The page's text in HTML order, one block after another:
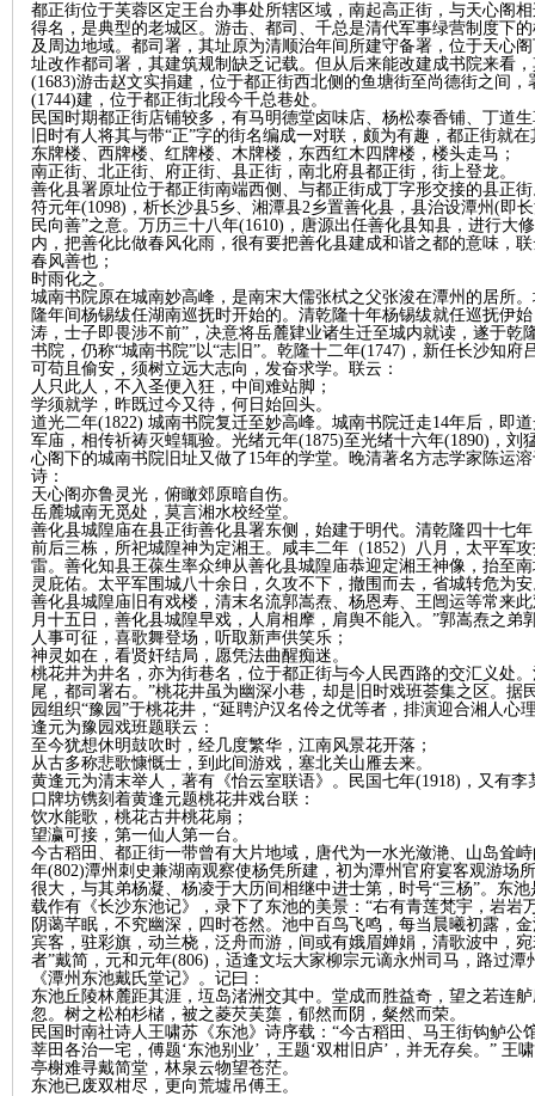
都正街位于芙蓉区定王台办事处所辖区域，南起高正街，与天心阁
得名，是典型的老城区。游击、都司、千总是清代军事绿营制度下
及周边地域。都司署，其址原为清顺治年间所建守备署，位于天心
址改作都司署，其建筑规制缺乏记载。但从后来能改建成书院来看
(1683)游击赵文实捐建，位于都正街西北侧的鱼塘街至尚德街之间
(1744)建，位于都正街北段今千总巷处。
民国时期都正街店铺较多，有马明德堂卤味店、杨松泰香铺、丁道
旧时有人将其与带“正”字的街名编成一对联，颇为有趣，都正街就
东牌楼、西牌楼、红牌楼、木牌楼，东西红木四牌楼，楼头走马；
南正街、北正街、府正街、县正街，南北府县都正街，街上登龙。
善化县署原址位于都正街南端西侧、与都正街成丁字形交接的县正
符元年(1098)，析长沙县5乡、湘潭县2乡置善化县，县治设潭州(即
民向善”之意。万历三十八年(1610)，唐源出任善化县知县，进行大
内，把善化比做春风化雨，很有要把善化县建成和谐之都的意味，
春风善也；
时雨化之。
城南书院原在城南妙高峰，是南宋大儒张栻之父张浚在潭州的居所
隆年间杨锡绂任湖南巡抚时开始的。清乾隆十年杨锡绂就任巡抚伊
涛，士子即畏涉不前”，决意将岳麓肄业诸生迁至城内就读，遂于乾
书院，仍称“城南书院”以“志旧”。乾隆十二年(1747)，新任长沙知
可苟且偷安，须树立远大志向，发奋求学。联云：
人只此人，不入圣便入狂，中间难站脚；
学须就学，昨既过今又待，何日始回头。
道光二年(1822) 城南书院复迁至妙高峰。城南书院迁走14年后，即
军庙，相传祈祷灭蝗辄验。光绪元年(1875)至光绪十六年(1890)，
心阁下的城南书院旧址又做了15年的学堂。晚清著名方志学家陈运
诗：
天心阁亦鲁灵光，俯瞰郊原暗自伤。
岳麓城南无觅处，莫言湘水校经堂。
善化县城隍庙在县正街善化县署东侧，始建于明代。清乾隆四十七
前后三栋，所祀城隍神为定湘王。咸丰二年（1852）八月，太平军
雷。善化知县王葆生率众绅从善化县城隍庙恭迎定湘王神像，抬至
灵庇佑。太平军围城八十余日，久攻不下，撤围而去，省城转危为
善化县城隍庙旧有戏楼，清末名流郭嵩焘、杨恩寿、王闿运等常来
月十五日，善化县城隍早戏，人肩相摩，肩舆不能入。”郭嵩焘之弟
人事可征，喜歌舞登场，听取新声供笑乐；
神灵如在，看贤奸结局，愿凭法曲醒痴迷。
桃花井为井名，亦为街巷名，位于都正街与今人民西路的交汇义处
尾，都司署右。”桃花井虽为幽深小巷，却是旧时戏班荟集之区。据
园组织“豫园”于桃花井，“延聘沪汉名伶之优等者，排演迎合湘人心
逢元为豫园戏班题联云：
至今犹想休明鼓吹时，经几度繁华，江南风景花开落；
从古多称悲歌慷慨士，到此间游戏，塞北关山雁去来。
黄逢元为清末举人，著有《怡云室联语》。民国七年(1918)，又有
口牌坊镌刻着黄逢元题桃花井戏台联：
饮水能歌，桃花古井桃花扇；
望瀛可接，第一仙人第一台。
今古稻田、都正街一带曾有大片地域，唐代为一水光潋滟、山岛耸
年(802)潭州刺史兼湖南观察使杨凭所建，初为潭州官府宴客观游场
很大，与其弟杨凝、杨凌于大历间相继中进士第，时号“三杨”。东
载作有《长沙东池记》，录下了东池的美景：“右有青莲梵宇，岩岩
阴蔼芊眠，不究幽深，四时苍然。池中百鸟飞鸣，每当晨曦初露，
宾客，驻彩旗，动兰桡，泛舟而游，间或有娥眉婵娟，清歌波中，
者”戴简，元和元年(806)，适逢文坛大家柳宗元谪永州司马，路过
《潭州东池戴氏堂记》。记曰：
东池丘陵林麓距其涯，坘岛渚洲交其中。堂成而胜益奇，望之若连
忽。树之松柏杉槠，被之菱芡芙蕖，郁然而阴，粲然而荣。
民国时南社诗人王啸苏《东池》诗序载：“今古稻田、马王街钩鲈
莘田各治一宅，傅题‘东池别业’，王题‘双柑旧庐’，并无存矣。” 王
亭榭难寻戴简堂，林泉云物望苍茫。
东池已废双柑尽，更向荒墟吊傅王。